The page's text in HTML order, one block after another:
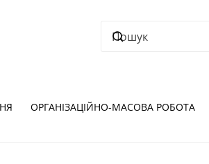
ОРГАНІЗАЦІЙНО-МАСОВА РОБОТА